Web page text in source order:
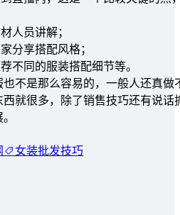
人员讲解；
分享搭配风格；
不同的服装搭配细节等。
不是那么容易的，一般人还真
就很多，除了销售技巧还有说
女装批发技巧